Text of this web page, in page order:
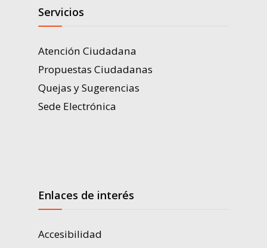
Servicios
Atención Ciudadana
Propuestas Ciudadanas
Quejas y Sugerencias
Sede Electrónica
Enlaces de interés
Accesibilidad